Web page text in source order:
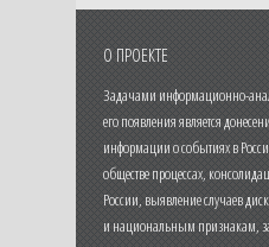
О ПРОЕКТЕ
Задачами информационно-
его появления является
информации о событиях в
обществе процессах,
России, выявление случаев
и национальным признакам,